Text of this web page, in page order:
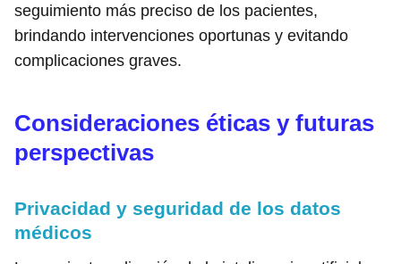
seguimiento más preciso de los pacientes,
brindando intervenciones oportunas y evitando
complicaciones graves.
Consideraciones éticas y futuras
perspectivas
Privacidad y seguridad de los datos
médicos